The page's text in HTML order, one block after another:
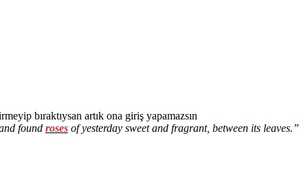
bıraktıysan artık ona giriş yapamazsın
found roses of yesterday sweet and fragrant, between its leaves.”